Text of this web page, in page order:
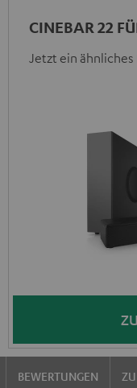
CINEBAR 22
Jetzt ein
BEWERTUNGEN